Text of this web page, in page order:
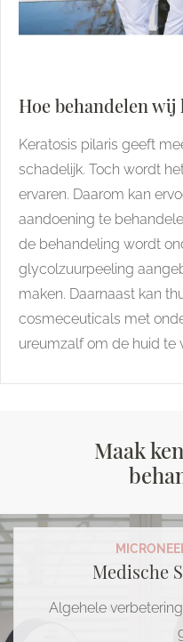
Hoe behandelen
Keratosis pilaris geeft
schadelijk. Toch wordt
ervaren. Daarom kan
aandoening te
de behandeling wordt
glycolzuurpeeling
maken. Daarnaast kan
cosmeceuticals met
ureumzalf om de huid te
Maak
Medische
Algehele